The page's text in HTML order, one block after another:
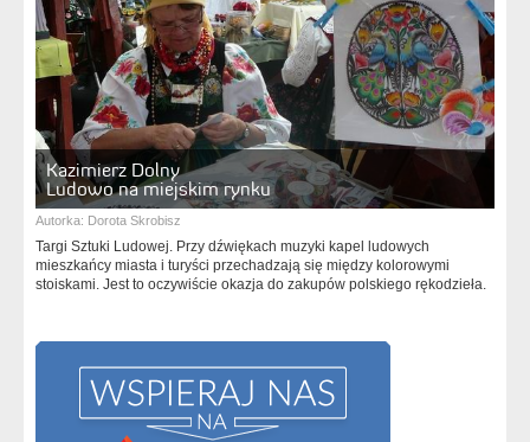
Kazimierz Dolny
Ludowo na miejskim rynku
Autorka: Dorota Skrobisz
Targi Sztuki Ludowej. Przy dźwiękach muzyki kapel ludowych
mieszkańcy miasta i turyści przechadzają się między kolorowymi
stoiskami. Jest to oczywiście okazja do zakupów polskiego rękodzieła.